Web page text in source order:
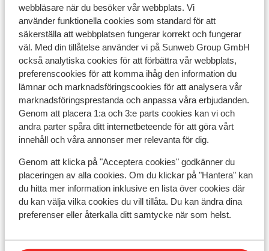
webbläsare när du besöker vår webbplats. Vi
använder funktionella cookies som standard för att
säkerställa att webbplatsen fungerar korrekt och fungerar
väl. Med din tillåtelse använder vi på Sunweb Group GmbH
också analytiska cookies för att förbättra vår webbplats,
preferenscookies för att komma ihåg den information du
lämnar och marknadsföringscookies för att analysera vår
marknadsföringsprestanda och anpassa våra erbjudanden.
Genom att placera 1:a och 3:e parts cookies kan vi och
andra parter spåra ditt internetbeteende för att göra vårt
innehåll och våra annonser mer relevanta för dig.
Genom att klicka på "Acceptera cookies" godkänner du
placeringen av alla cookies. Om du klickar på "Hantera" kan
du hitta mer information inklusive en lista över cookies där
du kan välja vilka cookies du vill tillåta. Du kan ändra dina
preferenser eller återkalla ditt samtycke när som helst.
Hotel Kendler
Hotel Gungau
Familien-& Gartenhotel Theresia
Hotel Almrausch
Hotel Almrausch - Ekstra inköpt
Hotel Tiroler Buam